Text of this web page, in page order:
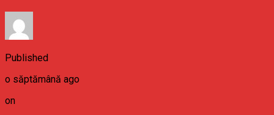
Published
o săptămână ago
on